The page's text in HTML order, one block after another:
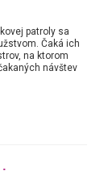
patroly sa
Čaká ich
na ktorom
návštev